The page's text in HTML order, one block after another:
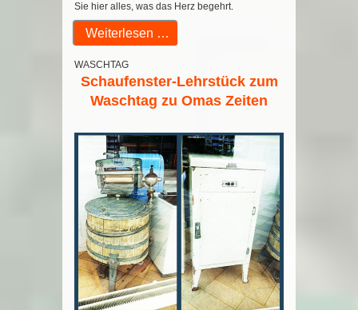
Sie hier alles, was das Herz begehrt.
Weiterlesen …
WASCHTAG
Schaufenster-Lehrstück zum
Waschtag zu Omas Zeiten